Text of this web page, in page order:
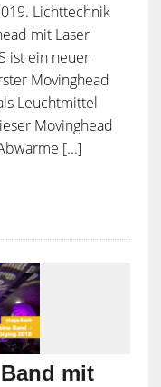
Lichttechnik
mit Laser
ist ein neuer
Movinghead
Leuchtmittel
Movinghead
[...]
mit